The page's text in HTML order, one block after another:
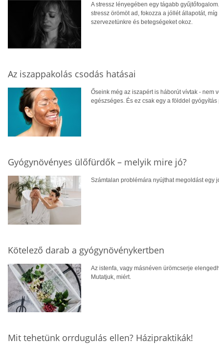
A stressz lényegében egy tágabb
stressz örömöt ad, fokozza a jóllét állapotát,
szervezetünkre és betegségeket okoz.
Az iszappakolás csodás hatásai
Őseink még az iszapért is háborút vívtak - nem
egészséges. És ez csak egy a földdel gyógyítás
Gyógynövényes ülőfürdők – melyik mire jó?
Számtalan problémára nyújthat megoldást egy
Kötelező darab a gyógynövénykertben
Az istenfa, vagy másnéven ürömcserje
Mutatjuk, miért.
Mit tehetünk orrdugulás ellen? Házipraktikák!